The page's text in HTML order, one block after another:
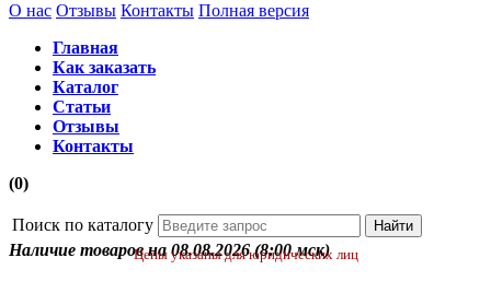
О нас Отзывы Контакты Полная версия
Главная
Как заказать
Каталог
Статьи
Отзывы
Контакты
(0)
Поиск по каталогу
Наличие товаров на 08.08.2026 (8:00 мск)
Цены указаны для юридических лиц